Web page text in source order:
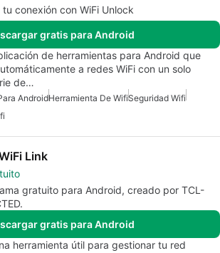
conexión con WiFi Unlock
gratis para Android
de herramientas para Android que
a redes WiFi con un solo
de…
AndroidHerramienta De WifiSeguridad Wifi
Link
gratuito para Android, creado por TCL-
gratis para Android
herramienta útil para gestionar tu red